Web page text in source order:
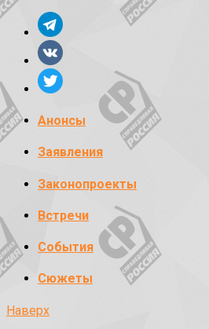
Анонсы
Заявления
Законопроекты
Встречи
События
Сюжеты
Наверх